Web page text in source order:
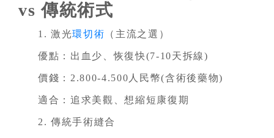
vs 傳統術式
1. 激光環切術 （主流之選）
優點：出血少、恢復快(7-10天拆線)
價錢：2.800-4.500人民幣(含術後藥物)
適合：追求美觀、想縮短康復期
2. 傳統手術縫合